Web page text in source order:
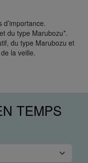
d’importance.
du type Marubozu*.
du type Marubozu et
la veille.
TEMPS